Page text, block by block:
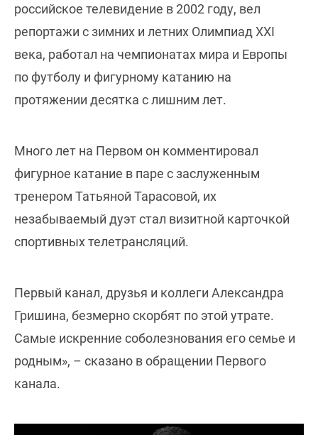
российское телевидение в 2002 году, вел
репортажи с зимних и летних Олимпиад ХХI
века, работал на чемпионатах мира и Европы
по футболу и фигурному катанию на
протяжении десятка с лишним лет.
Много лет на Первом он комментировал
фигурное катание в паре с заслуженным
тренером Татьяной Тарасовой, их
незабываемый дуэт стал визитной карточкой
спортивных телетрансляций.
Первый канал, друзья и коллеги Александра
Гришина, безмерно скорбят по этой утрате.
Самые искренние соболезнования его семье и
родным», – сказано в обращении Первого
канала.